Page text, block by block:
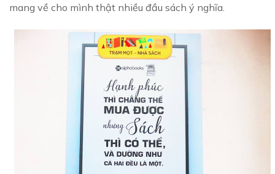
mang về cho mình thật nhiều đầu sách ý nghĩa.